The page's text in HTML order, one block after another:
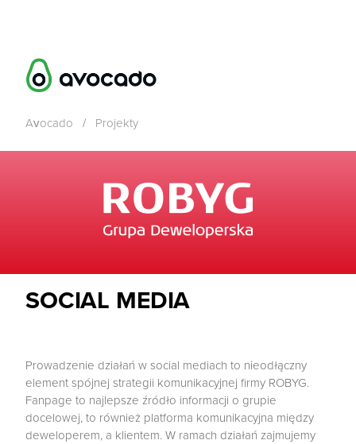
Avocado / Projekty
SOCIAL MEDIA
Prowadzenie działań w social mediach to nieodłączny
element spójnej strategii komunikacyjnej firmy ROBYG.
Fanpage to najlepsze źródło informacji o grupie
docelowej, to również platforma komunikacyjna między
deweloperem, a klientem. W ramach działań zajmujemy